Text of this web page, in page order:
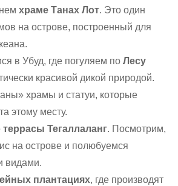
храме Танах Лот. Это один
на острове, построенный для
в Убуд, где погуляем по Лесу
красивой дикой природой.
храмы и статуи, которые
этому месту.
Тегаллаланг. Посмотрим,
на острове и полюбуемся
видами.
плантациях, где производят